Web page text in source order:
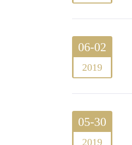
06-02
2019
05-30
2019